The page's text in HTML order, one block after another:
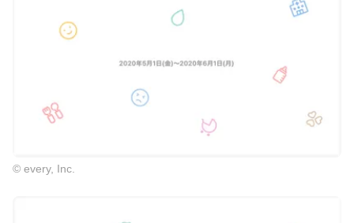
© every, Inc.